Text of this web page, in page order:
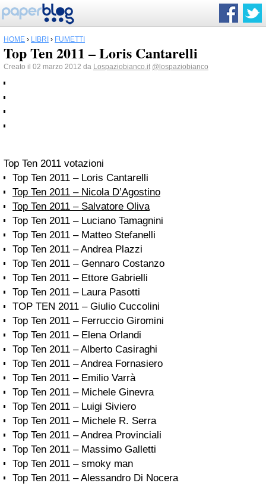
HOME › LIBRI › FUMETTI
Top Ten 2011 – Loris Cantarelli
Creato il 02 marzo 2012 da Lospaziobianco.it @lospaziobianco
Top Ten 2011 votazioni
Top Ten 2011 – Loris Cantarelli
Top Ten 2011 – Nicola D’Agostino
Top Ten 2011 – Salvatore Oliva
Top Ten 2011 – Luciano Tamagnini
Top Ten 2011 – Matteo Stefanelli
Top Ten 2011 – Andrea Plazzi
Top Ten 2011 – Gennaro Costanzo
Top Ten 2011 – Ettore Gabrielli
Top Ten 2011 – Laura Pasotti
TOP TEN 2011 – Giulio Cuccolini
Top Ten 2011 – Ferruccio Giromini
Top Ten 2011 – Elena Orlandi
Top Ten 2011 – Alberto Casiraghi
Top Ten 2011 – Andrea Fornasiero
Top Ten 2011 – Emilio Varrà
Top Ten 2011 – Michele Ginevra
Top Ten 2011 – Luigi Siviero
Top Ten 2011 – Michele R. Serra
Top Ten 2011 – Andrea Provinciali
Top Ten 2011 – Massimo Galletti
Top Ten 2011 – smoky man
Top Ten 2011 – Alessandro Di Nocera